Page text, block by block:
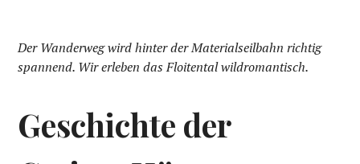
Der Wanderweg wird hinter der Materialseilbahn richtig
spannend. Wir erleben das Floitental wildromantisch.
Geschichte der